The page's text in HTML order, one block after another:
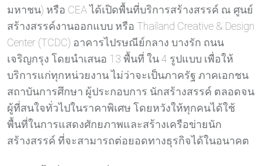
มหาชน) หรือ CEA ได้เปิดพื้นที่บริการสร้างสรรค์ ณ ศูนย์
สร้างสรรค์งานออกแบบ หรือ Thailand Creative & Design
Center (TCDC) อาคารไปรษณีย์กลาง บางรัก ถนน
เจริญกรุง โดยนำเสนอ 13 พื้นที่ ใน 4 รูปแบบ เพื่อให้
บริการแก่ทุกหน่วยงาน ไม่ว่าจะเป็นภาครัฐ ภาคเอกชน
สถาบันการศึกษา ผู้ประกอบการ นักสร้างสรรค์ ตลอดจน
ผู้ที่สนใจทั่วไปในราคาพิเศษ โดยหวังให้ทุกคนได้ใช้
พื้นที่ในการแสดงศักยภาพและสร้างเครือข่ายนัก
สร้างสรรค์ ที่จะสามารถต่อยอดทางธุรกิจได้ในอนาคต